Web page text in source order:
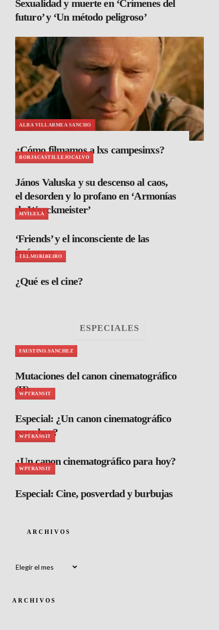
Sexualidad y muerte en ‘Crímenes del
futuro’ y ‘Un método peligroso’
ALBA VILLARMEA SANCHO
¿Cómo filmamos a lxs campesinxs?
BORJACASTILLEJOCALVO
János Valuska y su descenso al caos,
el desorden y lo profano en ‘Armonías
de Werckmeister’
MVILELA
‘Friends’ y el inconsciente de las
imágenes
TELMORIBEIRO
¿Qué es el cine?
ESPECIALES
FAUSTINO.SANCHEZ
Mutaciones del canon cinematográfico
(II)
WPTRANSIT
Especial: ¿Un canon cinematográfico
para hoy?
WPTRANSIT
¿Un canon cinematográfico para hoy?
WPTRANSIT
Especial: Cine, posverdad y burbujas
ARCHIVOS
ARCHIVOS